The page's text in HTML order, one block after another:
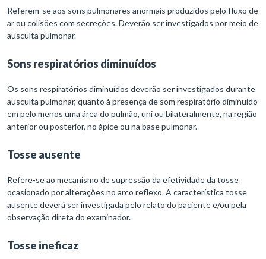
Referem-se aos sons pulmonares anormais produzidos pelo fluxo de
ar ou colisões com secreções. Deverão ser investigados por meio de
ausculta pulmonar.
Sons respiratórios diminuídos
Os sons respiratórios diminuídos deverão ser investigados durante
ausculta pulmonar, quanto à presença de som respiratório diminuído
em pelo menos uma área do pulmão, uni ou bilateralmente, na região
anterior ou posterior, no ápice ou na base pulmonar.
Tosse ausente
Refere-se ao mecanismo de supressão da efetividade da tosse
ocasionado por alterações no arco reflexo. A característica tosse
ausente deverá ser investigada pelo relato do paciente e/ou pela
observação direta do examinador.
Tosse ineficaz